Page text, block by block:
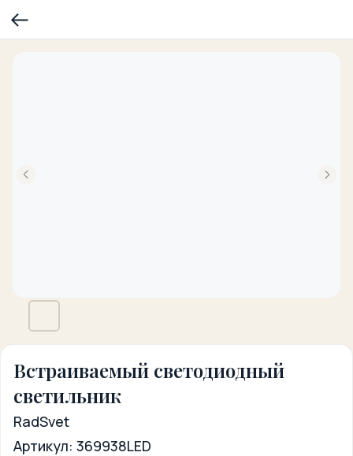
Встраиваемый светодиодный
светильник
RadSvet
Артикул: 369938LED